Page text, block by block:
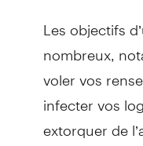
Les objectifs
nombreux,
voler vos
infecter vos
extorquer de